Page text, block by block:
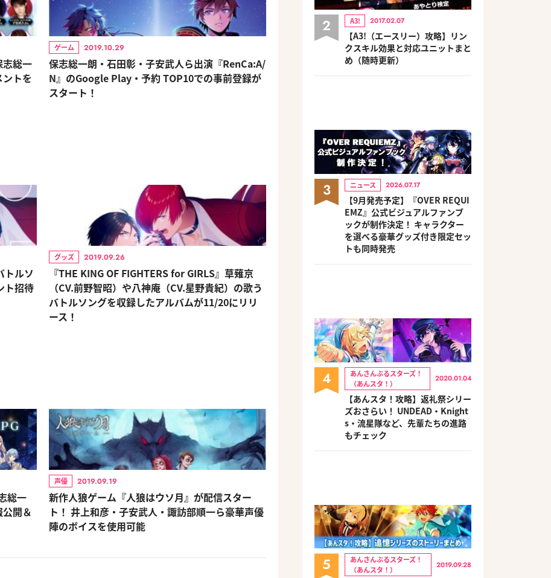
志総一
トを
ゲーム 2019.10.29
保志総一朗・石田彰・子安武人ら出演『RenCa:A/
N』のGoogle Play・予約 TOP10での事前登録が
スタート！
トルソ
ト招待
グッズ 2019.09.26
『THE KING OF FIGHTERS for GIRLS』草薙京
（CV.前野智昭）や八神庵（CV.星野貴紀）の歌う
バトルソングを収録したアルバムが11/20にリリ
ース！
総一
開＆
声優 2019.09.19
新作人狼ゲーム『人狼はウソ月』が配信スター
ト！ 井上和彦・子安武人・諏訪部順一ら豪華声優
陣のボイスを使用可能
2 A3! 2017.02.07
【A3!（エースリー）攻略】リン
クスキル効果と対応ユニットまと
め（随時更新）
3 ニュース 2026.07.17
【9月発売予定】『OVER REQUI
EMZ』公式ビジュアルファンブ
ックが制作決定！ キャラクター
を選べる豪華グッズ付き限定セッ
トも同時発売
4
あんさんぶるスターズ！
（あんスタ！）
2020.01.04
【あんスタ！攻略】返礼祭シリー
ズおさらい！ UNDEAD・Knight
s・流星隊など、先輩たちの進路
もチェック
5
あんさんぶるスターズ！
（あんスタ！）
2019.09.28